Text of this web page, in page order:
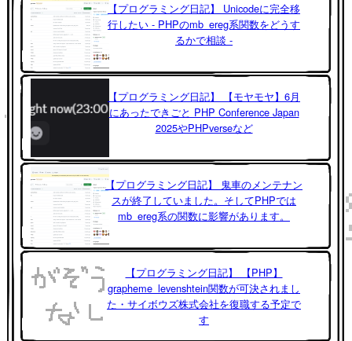
【プログラミング日記】 Unicodeに完全移
行したい - PHPのmb_ereg系関数をどうす
るかで相談 -
【プログラミング日記】 【モヤモヤ】6月
にあったできごと PHP Conference Japan
2025やPHPverseなど
【プログラミング日記】 鬼車のメンテナン
スが終了していました。そしてPHPでは
mb_ereg系の関数に影響があります。
【プログラミング日記】 【PHP】
grapheme_levenshtein関数が可決されまし
た・サイボウズ株式会社を復職する予定で
す